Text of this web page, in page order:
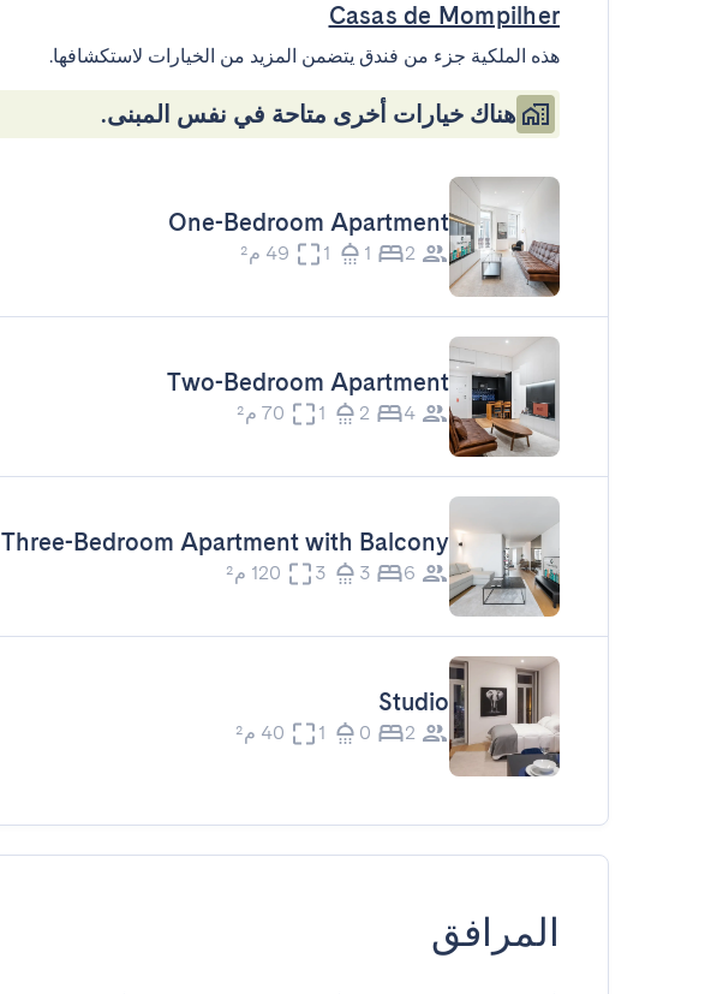
Casas de Mompilher
هذه الملكية جزء من فندق يتضمن المزيد من الخيارات لاستكشافها.
هناك خيارات أخرى متاحة في نفس المبنى.
One-Bedroom Apartment
2
1
1 49 م²
Two-Bedroom Apartment
4
2
1 70 م²
Three-Bedroom Apartment with Balcony
6
3
3 120 م²
Studio
2
0
1 40 م²
المرافق